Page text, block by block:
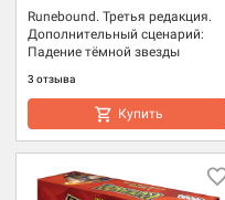
Runebound. Третья редакция.
Дополнительный сценарий:
Падение тёмной звезды
3 отзыва
Купить